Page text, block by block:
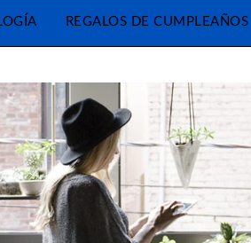
REGALOS DE CUMPLEAÑOS